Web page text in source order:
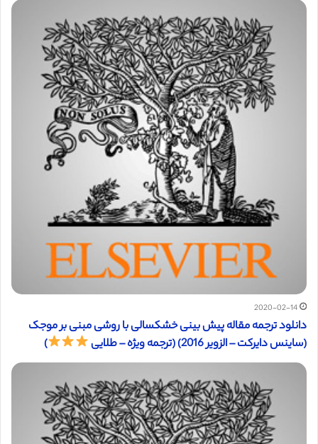
2020-02-14
دانلود ترجمه مقاله پیش بینی خشکسالی با روشی مبنی بر موجک
(ساینس دایرکت – الزویر 2016) (ترجمه ویژه – طلایی
)